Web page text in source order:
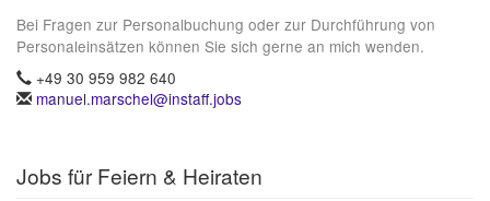
Bei Fragen zur Personalbuchung oder zur Durchführung von
Personaleinsätzen können Sie sich gerne an mich wenden.
+49 30 959 982 640
manuel.marschel@instaff.jobs
Jobs für Feiern & Heiraten